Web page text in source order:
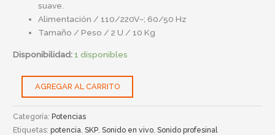
suave.
Alimentación / 110/220V~; 60/50 Hz
Tamaño / Peso / 2 U / 10 Kg
Disponibilidad:1 disponibles
AGREGAR AL CARRITO
Categoría:Potencias
Etiquetas:potencia ,SKP ,Sonido en vivo ,Sonido profesinal